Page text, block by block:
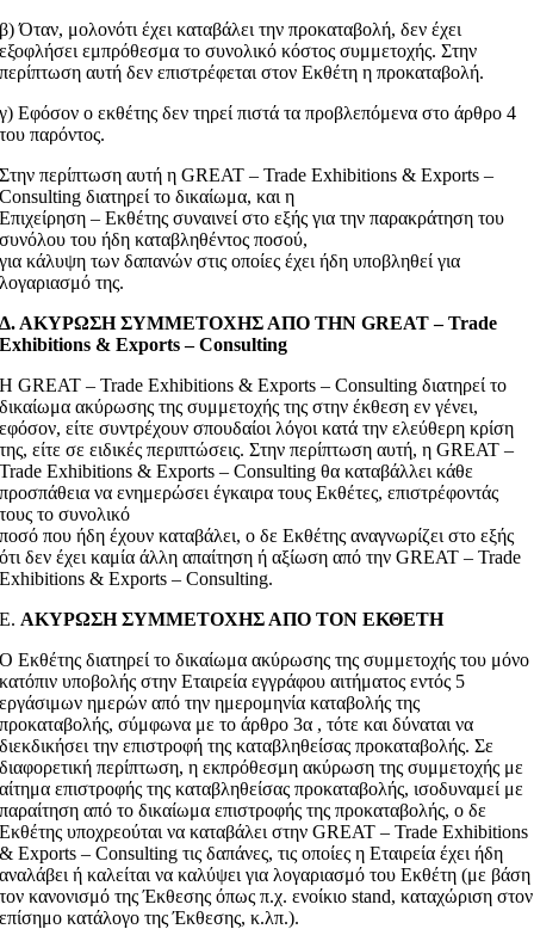
β) Όταν, μολονότι έχει καταβάλει την προκαταβολή, δεν έχει
εξοφλήσει εμπρόθεσμα το συνολικό κόστος συμμετοχής. Στην
περίπτωση αυτή δεν επιστρέφεται στον Εκθέτη η προκαταβολή.
γ) Εφόσον ο εκθέτης δεν τηρεί πιστά τα προβλεπόμενα στο άρθρο 4
του παρόντος.
Στην περίπτωση αυτή η GREAT – Trade Exhibitions & Exports –
Consulting διατηρεί το δικαίωμα, και η
Επιχείρηση – Εκθέτης συναινεί στο εξής για την παρακράτηση του
συνόλου του ήδη καταβληθέντος ποσού,
για κάλυψη των δαπανών στις οποίες έχει ήδη υποβληθεί για
λογαριασμό της.
Δ. ΑΚΥΡΩΣΗ ΣΥΜΜΕΤΟΧΗΣ ΑΠΟ ΤΗΝ GREAT – Trade
Exhibitions & Exports – Consulting
Η GREAT – Trade Exhibitions & Exports – Consulting διατηρεί το
δικαίωμα ακύρωσης της συμμετοχής της στην έκθεση εν γένει,
εφόσον, είτε συντρέχουν σπουδαίοι λόγοι κατά την ελεύθερη κρίση
της, είτε σε ειδικές περιπτώσεις. Στην περίπτωση αυτή, η GREAT –
Trade Exhibitions & Exports – Consulting θα καταβάλλει κάθε
προσπάθεια να ενημερώσει έγκαιρα τους Εκθέτες, επιστρέφοντάς
τους το συνολικό
ποσό που ήδη έχουν καταβάλει, ο δε Εκθέτης αναγνωρίζει στο εξής
ότι δεν έχει καμία άλλη απαίτηση ή αξίωση από την GREAT – Trade
Exhibitions & Exports – Consulting.
Ε. ΑΚΥΡΩΣΗ ΣΥΜΜΕΤΟΧΗΣ ΑΠΟ ΤΟΝ ΕΚΘΕΤΗ
Ο Εκθέτης διατηρεί το δικαίωμα ακύρωσης της συμμετοχής του μόνο
κατόπιν υποβολής στην Εταιρεία εγγράφου αιτήματος εντός 5
εργάσιμων ημερών από την ημερομηνία καταβολής της
προκαταβολής, σύμφωνα με το άρθρο 3α , τότε και δύναται να
διεκδικήσει την επιστροφή της καταβληθείσας προκαταβολής. Σε
διαφορετική περίπτωση, η εκπρόθεσμη ακύρωση της συμμετοχής με
αίτημα επιστροφής της καταβληθείσας προκαταβολής, ισοδυναμεί με
παραίτηση από το δικαίωμα επιστροφής της προκαταβολής, ο δε
Εκθέτης υποχρεούται να καταβάλει στην GREAT – Trade Exhibitions
& Exports – Consulting τις δαπάνες, τις οποίες η Εταιρεία έχει ήδη
αναλάβει ή καλείται να καλύψει για λογαριασμό του Εκθέτη (με βάση
τον κανονισμό της Έκθεσης όπως π.χ. ενοίκιο stand, καταχώριση στον
επίσημο κατάλογο της Έκθεσης, κ.λπ.).